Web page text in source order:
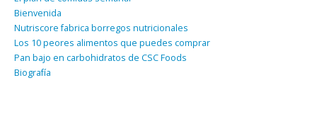
Bienvenida
Nutriscore fabrica borregos nutricionales
Los 10 peores alimentos que puedes comprar
Pan bajo en carbohidratos de CSC Foods
Biografía